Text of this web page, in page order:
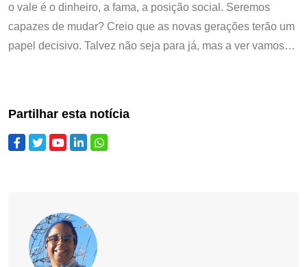
o vale é o dinheiro, a fama, a posição social. Seremos
capazes de mudar? Creio que as novas gerações terão um
papel decisivo. Talvez não seja para já, mas a ver vamos…
Partilhar esta notícia